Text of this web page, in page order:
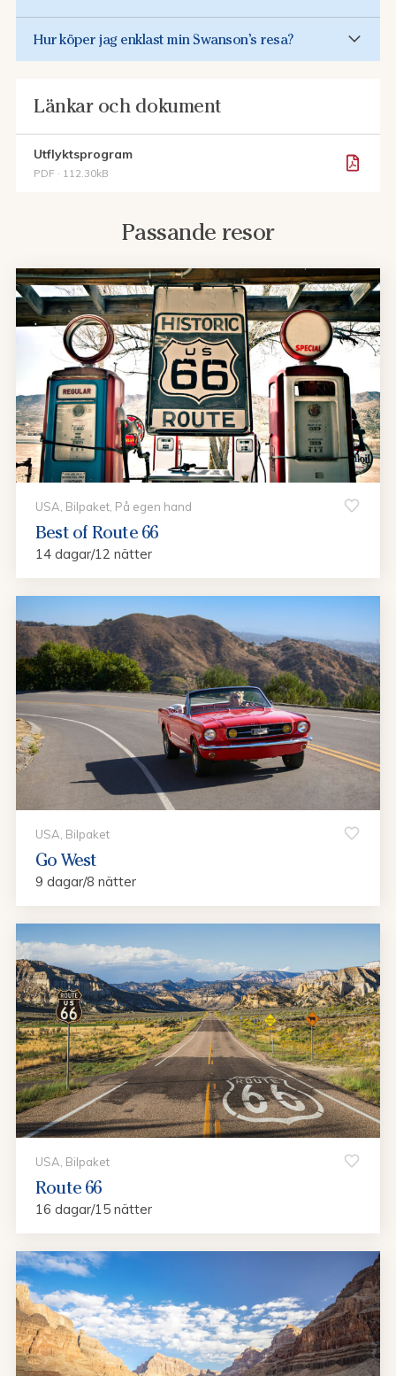
Hur köper jag enklast min Swanson’s resa?
Länkar och dokument
Utflyktsprogram
PDF · 112.30kB
Passande resor
USA, Bilpaket, På egen hand
Best of Route 66
14 dagar/12 nätter
USA, Bilpaket
Go West
9 dagar/8 nätter
USA, Bilpaket
Route 66
16 dagar/15 nätter